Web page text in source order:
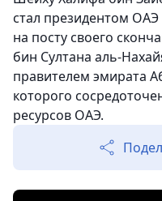
стал президентом
на посту своего
бин Султана аль-
правителем эмирата
которого
ресурсов ОАЭ.